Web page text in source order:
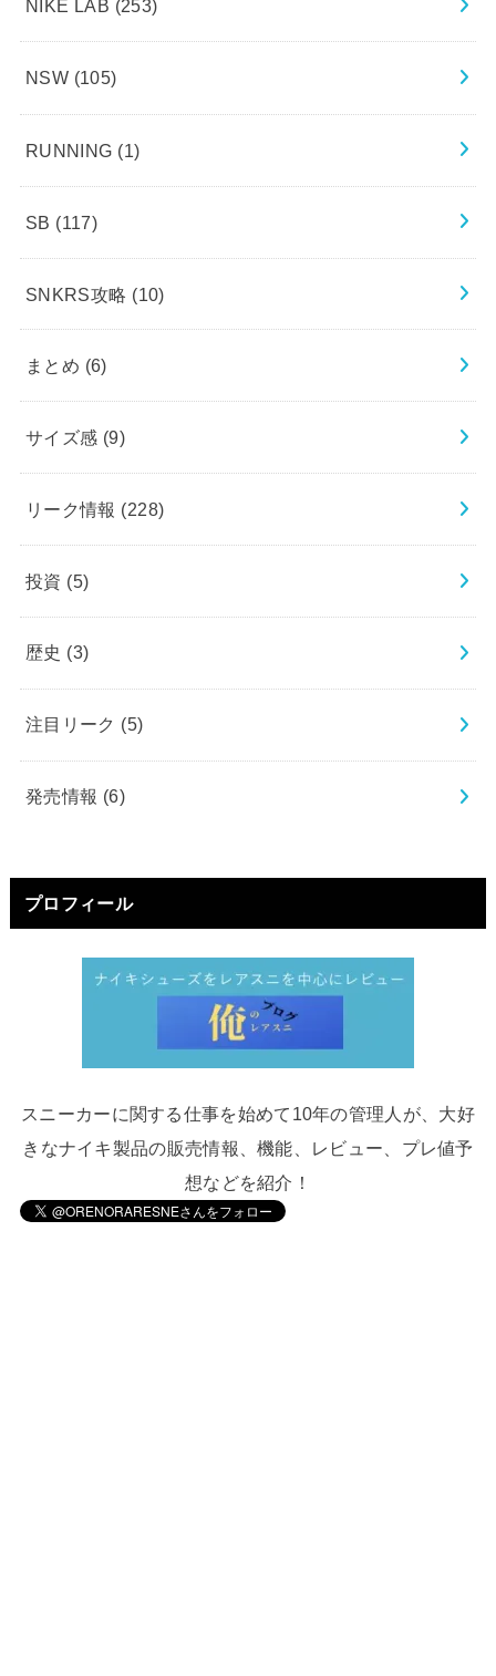
NIKE LAB (253)
NSW (105)
RUNNING (1)
SB (117)
SNKRS攻略 (10)
まとめ (6)
サイズ感 (9)
リーク情報 (228)
投資 (5)
歴史 (3)
注目リーク (5)
発売情報 (6)
プロフィール
スニーカーに関する仕事を始めて10年の管理人が、大好
きなナイキ製品の販売情報、機能、レビュー、プレ値予
想などを紹介！